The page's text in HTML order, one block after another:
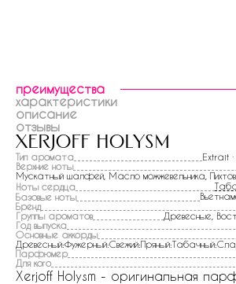
преимущества
характеристики
описание
отзывы
xerjoff holysm
Тип аромата
Extrait
Верхние ноты
Мускатный шалфей, Масло можжевельника,
Ноты сердца
Базовые ноты
Бренд
Группы ароматов
Древесные,
Год выпуска
Основные аккорды
Парфюмер
Для кого
Xerjoff Holysm - оригинальная